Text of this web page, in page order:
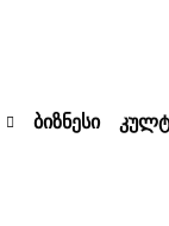
ᲑᲘᲖᲜᲔᲡᲘ